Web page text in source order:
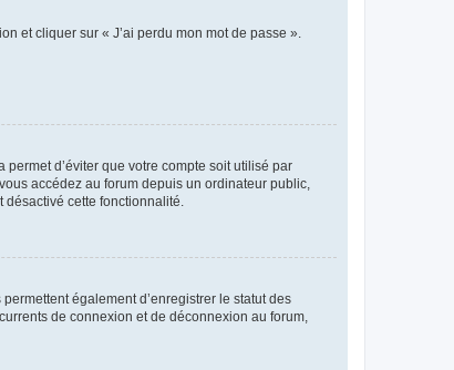
et cliquer sur « J’ai perdu mon mot de passe ».
d’éviter que votre compte soit utilisé par
accédez au forum depuis un ordinateur public,
cette fonctionnalité.
également d’enregistrer le statut des
de connexion et de déconnexion au forum,